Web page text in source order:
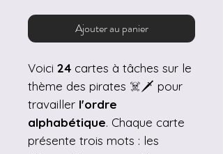
Ajouter au panier
Voici 24 cartes à tâches sur le
thème des pirates ☠️🗡️ pour
travailler l'ordre
alphabétique. Chaque carte
présente trois mots : les